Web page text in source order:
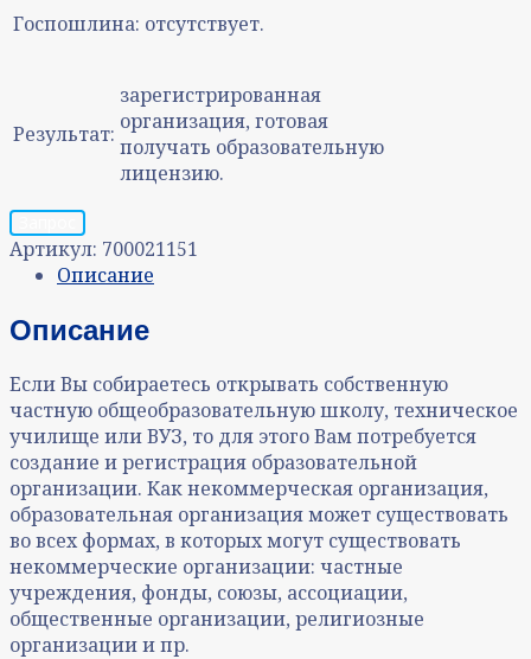
Госпошлина: отсутствует.
Результат:
зарегистрированная
организация, готовая
получать образовательную
лицензию.
Артикул: 700021151
Описание
Описание
Если Вы собираетесь открывать собственную
частную общеобразовательную школу, техническое
училище или ВУЗ, то для этого Вам потребуется
создание и регистрация образовательной
организации. Как некоммерческая организация,
образовательная организация может существовать
во всех формах, в которых могут существовать
некоммерческие организации: частные
учреждения, фонды, союзы, ассоциации,
общественные организации, религиозные
организации и пр.